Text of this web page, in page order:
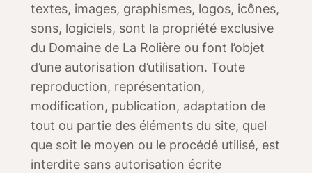
textes, images, graphismes, logos, icônes,
sons, logiciels, sont la propriété exclusive
du Domaine de La Rolière ou font l’objet
d’une autorisation d’utilisation. Toute
reproduction, représentation,
modification, publication, adaptation de
tout ou partie des éléments du site, quel
que soit le moyen ou le procédé utilisé, est
interdite sans autorisation écrite